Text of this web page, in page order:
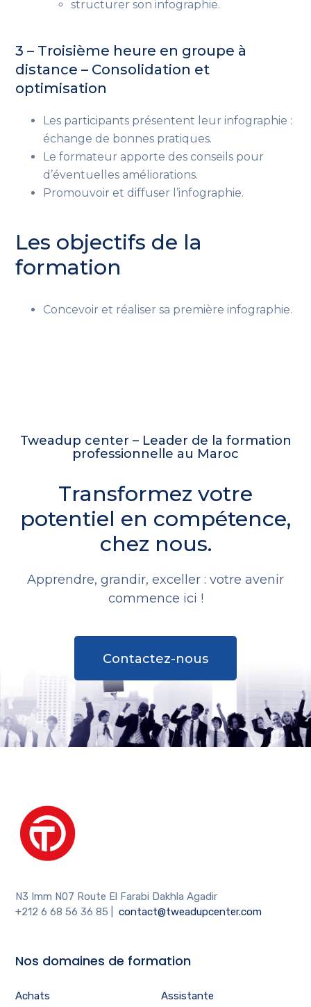
structurer son infographie.
3 – Troisième heure en groupe à
distance – Consolidation et
optimisation
Les participants présentent leur infographie :
échange de bonnes pratiques.
Le formateur apporte des conseils pour
d’éventuelles améliorations.
Promouvoir et diffuser l’infographie.
Les objectifs de la
formation
Concevoir et réaliser sa première infographie.
Tweadup center – Leader de la formation
professionnelle au Maroc
Transformez votre
potentiel en compétence,
chez nous.
Apprendre, grandir, exceller : votre avenir
commence ici !
Contactez-nous
N3 Imm N07 Route El Farabi Dakhla Agadir
+212 6 68 56 36 85
|contact@tweadupcenter.com
Nos domaines de formation
Achats Assistante